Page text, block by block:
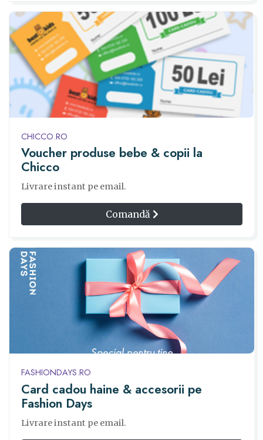
CHICCO.RO
Voucher produse bebe & copii la
Chicco
Livrare instant pe email.
Comandă
FASHIONDAYS.RO
Card cadou haine & accesorii pe
Fashion Days
Livrare instant pe email.